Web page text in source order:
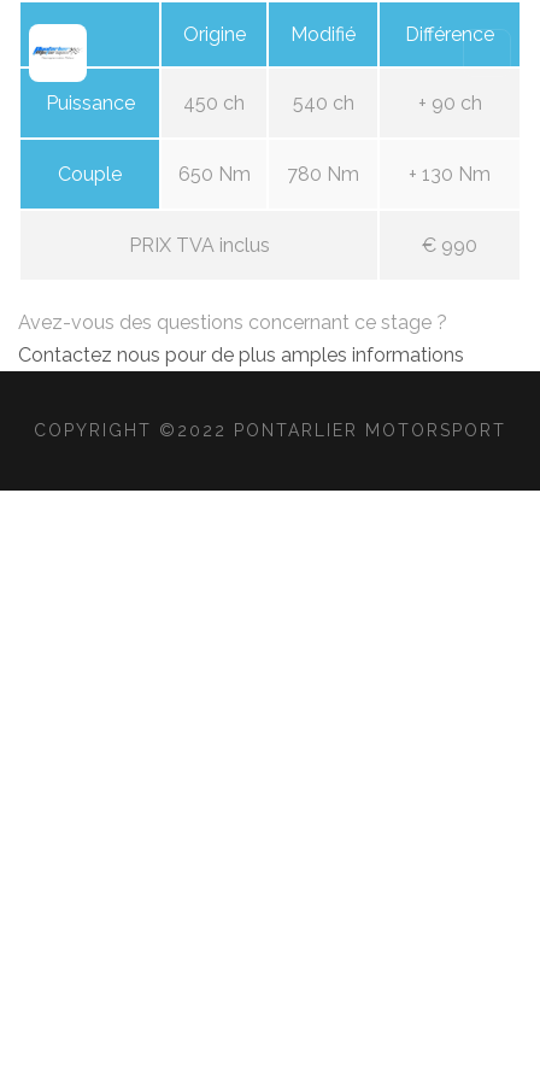
Origine Modifié Différence
Puissance 450 ch 540 ch + 90 ch
Couple 650 Nm 780 Nm + 130 Nm
PRIX TVA inclus € 990
Avez-vous des questions concernant ce stage ?
Contactez nous pour de plus amples informations
COPYRIGHT ©2022 PONTARLIER MOTORSPORT